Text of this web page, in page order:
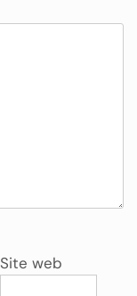
Site web